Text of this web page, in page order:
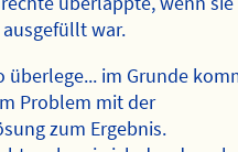
war.
überlege... im Grunde
Problem mit der
zum Ergebnis.